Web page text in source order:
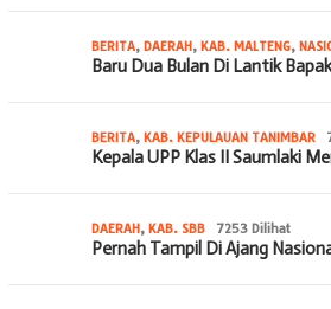
BERITA, DAERAH, KAB. MALTENG,
Baru Dua Bulan Di Lantik
BERITA, KAB. KEPULAUAN TANIMBAR
Kepala UPP Klas II Saumlaki
DAERAH, KAB. SBB 7253 Dilihat
Pernah Tampil Di Ajang